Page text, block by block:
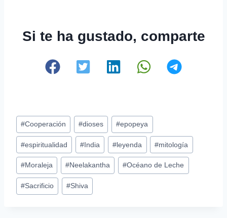
Si te ha gustado, comparte
Etiquetas
de
la
entrada:
#Cooperación #dioses #epopeya
#espiritualidad # India # leyenda #mitología
#Moraleja #Neelakantha #Océano de Leche
#Sacrificio #Shiva